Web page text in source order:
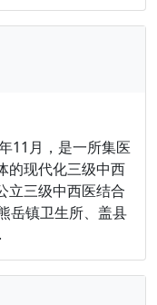
11月，是一所集医
的现代化三级中西
立三级中西医结合
岳镇卫生所、盖县